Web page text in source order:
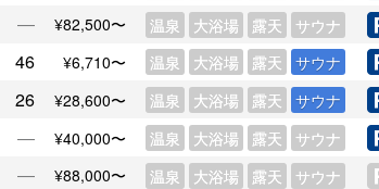
― ¥82,500〜 温泉 大浴場 露天 サウナ
46 ¥6,710〜 温泉 大浴場 露天 サウナ
26 ¥28,600〜 温泉 大浴場 露天 サウナ
― ¥40,000〜 温泉 大浴場 露天 サウナ
― ¥88,000〜 温泉 大浴場 露天 サウナ